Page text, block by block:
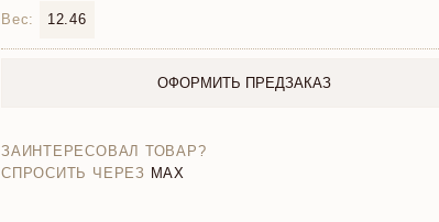
Вес: 12.46
ОФОРМИТЬ ПРЕДЗАКАЗ
ЗАИНТЕРЕСОВАЛ ТОВАР?
СПРОСИТЬ ЧЕРЕЗ MAX